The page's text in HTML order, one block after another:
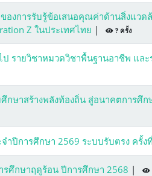
งการรับรู้ข้อเสนอคุณค่าด้านสิ่งแวด
Z ในประเทศไทย | ? ครั้ง
ป รายวิชาหมวดวิชาพื้นฐานอาชีพ แล
ษาสร้างพลังท้องถิ่น สู่อนาคตการศึก
ำปีการศึกษา 2569 ระบบรับตรง ครั้ง
รศึกษาฤดูร้อน ปีการศึกษา 2568 |